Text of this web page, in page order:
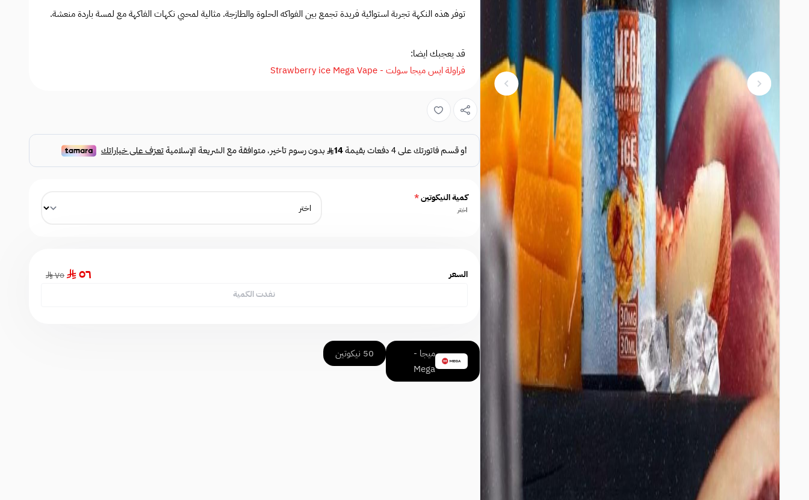
توفر هذه النكهة تجربة استوائية فريدة تجمع بين الفواكه الحلوة والطازجة. مثالية لمحبي نكهات الفاكهة مع لمسة باردة منعشة.
قد يعجبك ايضا:
فراولة ايس ميجا سولت - Strawberry ice Mega Vape
كمية النيكوتين*
اختر
السعر ٥٦ ٧٥
نفدت الكمية
ميجا -
Mega
50 نيكوتين